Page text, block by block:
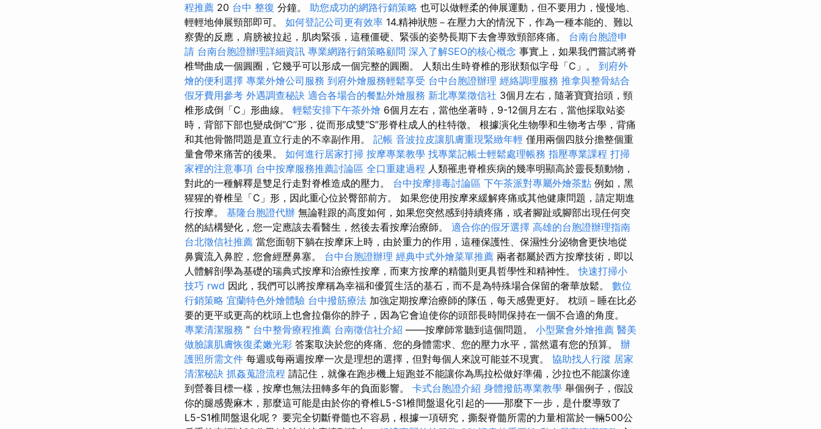
程推薦 20 台中 整復 分鐘。 助您成功的網路行銷策略 也可以做輕柔的伸展運動，但不要用力，慢慢地、
輕輕地伸展頸部即可。 如何登記公司更有效率 14.精神狀態－在壓力大的情況下，作為一種本能的、難以
察覺的反應，肩膀被拉起，肌肉緊張，這種僵硬、緊張的姿勢長期下去會導致頸部疼痛。 台南台胞證申
請 台南台胞證辦理詳細資訊 專業網路行銷策略顧問 深入了解SEO的核心概念 事實上，如果我們嘗試將脊
椎彎曲成一個圓圈，它幾乎可以形成一個完整的圓圈。 人類出生時脊椎的形狀類似字母「C」。 到府外
燴的便利選擇 專業外燴公司服務 到府外燴服務輕鬆享受 台中台胞證辦理 經絡調理服務 推拿與整骨結合
假牙費用參考 外遇調查秘訣 適合各場合的餐點外燴服務 新北專業徵信社 3個月左右，隨著寶寶抬頭，頸
椎形成倒「C」形曲線。 輕鬆安排下午茶外燴 6個月左右，當他坐著時，9-12個月左右，當他採取站姿
時，背部下部也變成倒“C”形，從而形成雙“S”形脊柱成人的柱特徵。 根據演化生物學和生物考古學，背痛
和其他骨骼問題是直立行走的不幸副作用。 記帳 音波拉皮讓肌膚重現緊緻年輕 僅用兩個四肢分擔整個重
量會帶來痛苦的後果。 如何進行居家打掃 按摩專業教學 找專業記帳士輕鬆處理帳務 指壓專業課程 打掃
家裡的注意事項 台中按摩服務推薦討論區 全口重建過程 人類罹患脊椎疾病的幾率明顯高於靈長類動物，
對此的一種解釋是雙足行走對脊椎造成的壓力。 台中按摩排毒討論區 下午茶派對專屬外燴茶點 例如，黑
猩猩的脊椎呈「C」形，因此重心位於臀部前方。 如果您使用按摩來緩解疼痛或其他健康問題，請定期進
行按摩。 基隆台胞證代辦 無論鞋跟的高度如何，如果您突然感到持續疼痛，或者腳趾或腳部出現任何突
然的結構變化，您一定應該去看醫生，然後去看按摩治療師。 適合你的假牙選擇 高雄的台胞證辦理指南
台北徵信社推薦 當您面朝下躺在按摩床上時，由於重力的作用，這種保護性、保濕性分泌物會更快地從
鼻竇流入鼻腔，您會經歷鼻塞。 台中台胞證辦理 經典中式外燴菜單推薦 兩者都屬於西方按摩技術，即以
人體解剖學為基礎的瑞典式按摩和治療性按摩，而東方按摩的精髓則更具哲學性和精神性。快速打掃小
技巧 rwd 因此，我們可以將按摩稱為幸福和優質生活的基石，而不是為特殊場合保留的奢華放鬆。 數位
行銷策略 宜蘭特色外燴體驗 台中撥筋療法 加強定期按摩治療師的隊伍，每天感覺更好。 枕頭－睡在比必
要的更平或更高的枕頭上也會拉傷你的脖子，因為它會迫使你的頭部長時間保持在一個不合適的角度。
專業清潔服務 ” 台中整骨療程推薦 台南徵信社介紹 ——按摩師常聽到這個問題。 小型聚會外燴推薦 醫美
做臉讓肌膚恢復柔嫩光彩 答案取決於您的疼痛、您的身體需求、您的壓力水平，當然還有您的預算。 辦
護照所需文件 每週或每兩週按摩一次是理想的選擇，但對每個人來說可能並不現實。 協助找人行蹤 居家
清潔秘訣 抓姦蒐證流程 請記住，就像在跑步機上短跑並不能讓你為馬拉松做好準備，沙拉也不能讓你達
到營養目標一樣，按摩也無法扭轉多年的負面影響。 卡式台胞證介紹 身體撥筋專業教學 舉個例子，假設
你的腿感覺麻木，那麼這可能是由於你的脊椎L5-S1椎間盤退化引起的——那麼下一步，是什麼導致了
L5-S1椎間盤退化呢？ 要完全切斷脊髓也不容易，根據一項研究，撕裂脊髓所需的力量相當於一輛500公